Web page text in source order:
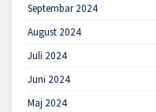
Septembar 2024
August 2024
Juli 2024
Juni 2024
Maj 2024